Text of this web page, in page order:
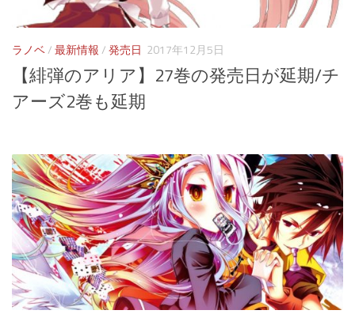
ラノベ/最新情報/発売日 2017年12月5日
【緋弾のアリア】27巻の発売日が延期/チ
アーズ2巻も延期